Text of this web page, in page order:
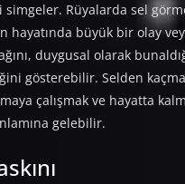
simgeler. Rüyalarda sel
hayatında büyük bir olay
duygusal olarak
gösterebilir. Selden
çalışmak ve hayatta
gelebilir.